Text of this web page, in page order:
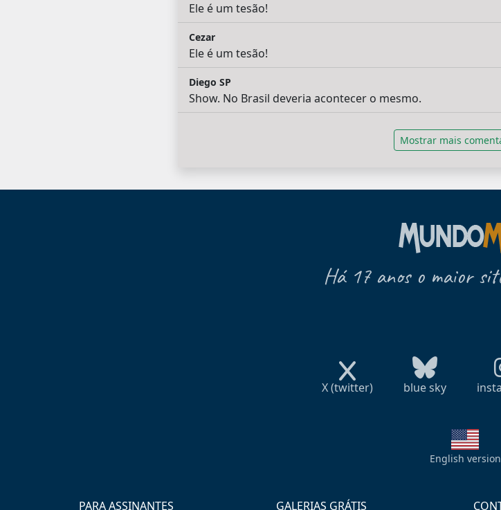
Ele é um tesão!
Cezar
Ele é um tesão!
Diego SP
Show. No Brasil deveria acontecer o mesmo.
Mostrar mais
Há 17 anos o maior
X (twitter) blue sky
English version
PARA ASSINANTES GALERIAS GRÁTIS